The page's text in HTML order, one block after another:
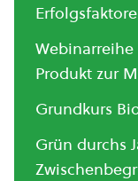
Produkt zur
Grundkurs
Grün durchs